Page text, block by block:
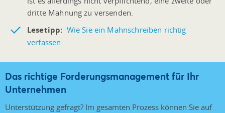
dritte Mahnung zu versenden.
Lesetipp: Wie Sie ein Mahnschreiben richtig
verfassen
Das richtige Forderungsmanagement für Ihr
Unternehmen
Unterstützung gefragt? Im gesamten Prozess können Sie auf